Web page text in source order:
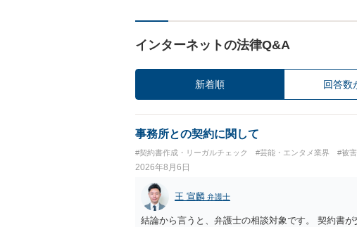
インターネットの法律Q&A
新着順 回答数
事務所との契約に関して
#契約書作成・リーガルチェック #芸能・エンタメ業界 #被
2026年8月6日
王 宣麟 弁護士
結論から言うと、弁護士の相談対象です。 契約書